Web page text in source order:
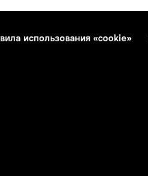
использования «cookie»